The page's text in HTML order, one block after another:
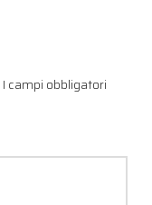
I campi obbligatori